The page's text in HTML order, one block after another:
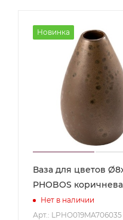
Новинка
Ваза для цветов
PHOBOS
Нет в наличии
Арт.: LPHO019MA706035